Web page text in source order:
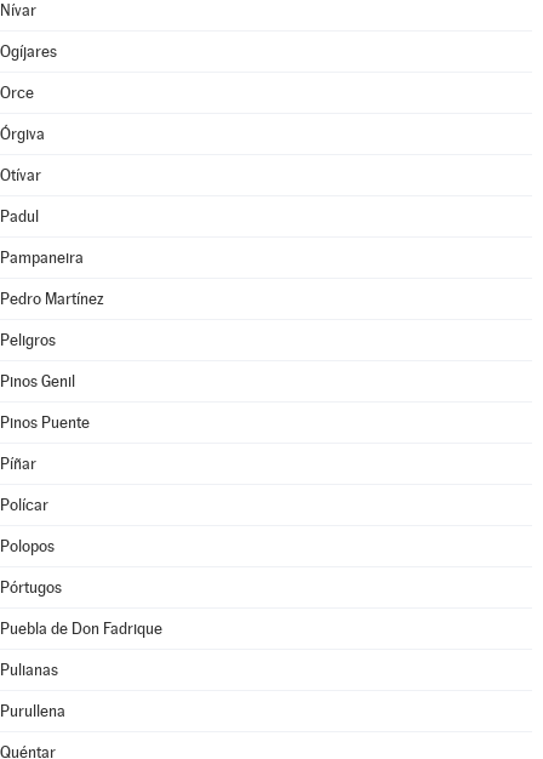
Nívar
Ogíjares
Orce
Órgiva
Otívar
Padul
Pampaneira
Pedro Martínez
Peligros
Pinos Genil
Pinos Puente
Píñar
Polícar
Polopos
Pórtugos
Puebla de Don Fadrique
Pulianas
Purullena
Quéntar